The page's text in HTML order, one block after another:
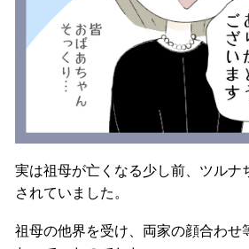
実は祖母が亡くなる少し前、ツルナ
されていました。
祖母の他界を受け、両家の顔合わせ